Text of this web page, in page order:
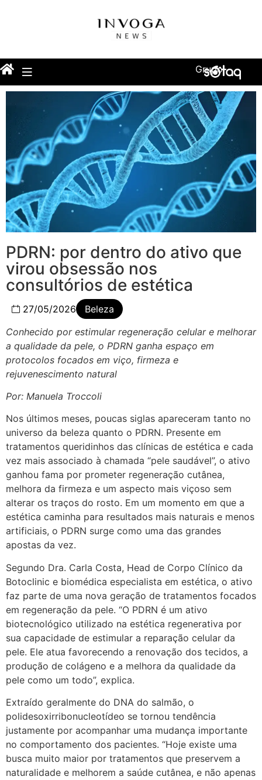
Grupo
PDRN: por dentro do ativo que
virou obsessão nos
consultórios de estética
27/05/2026
Beleza
Conhecido por estimular regeneração celular e melhorar
a qualidade da pele, o PDRN ganha espaço em
protocolos focados em viço, firmeza e
rejuvenescimento natural
Por: Manuela Troccoli
Nos últimos meses, poucas siglas apareceram tanto no
universo da beleza quanto o PDRN. Presente em
tratamentos queridinhos das clínicas de estética e cada
vez mais associado à chamada “pele saudável”, o ativo
ganhou fama por prometer regeneração cutânea,
melhora da firmeza e um aspecto mais viçoso sem
alterar os traços do rosto. Em um momento em que a
estética caminha para resultados mais naturais e menos
artificiais, o PDRN surge como uma das grandes
apostas da vez.
Segundo Dra. Carla Costa, Head de Corpo Clínico da
Botoclinic e biomédica especialista em estética, o ativo
faz parte de uma nova geração de tratamentos focados
em regeneração da pele. “O PDRN é um ativo
biotecnológico utilizado na estética regenerativa por
sua capacidade de estimular a reparação celular da
pele. Ele atua favorecendo a renovação dos tecidos, a
produção de colágeno e a melhora da qualidade da
pele como um todo”, explica.
Extraído geralmente do DNA do salmão, o
polidesoxirribonucleotídeo se tornou tendência
justamente por acompanhar uma mudança importante
no comportamento dos pacientes. “Hoje existe uma
busca muito maior por tratamentos que preservem a
naturalidade e melhorem a saúde cutânea, e não apenas